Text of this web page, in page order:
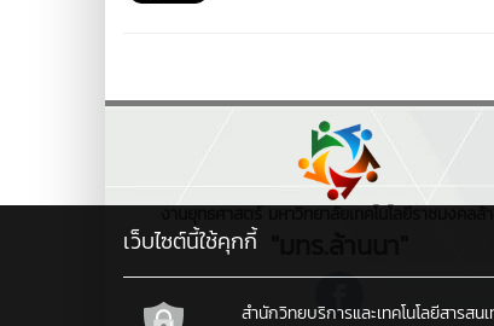
งานยุทธศาสตร์ มหาวิทยาลัยเทคโนโลยีราชมงคลล้
เว็บไซต์นี้ใช้คุกกี้
สำนักวิทยบริการและเทคโนโลยีสารส